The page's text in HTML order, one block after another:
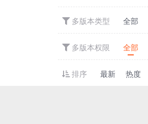
多版本类型 全部
多版本权限 全部
排序 最新 热度